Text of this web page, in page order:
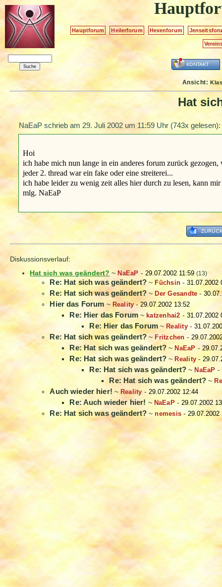
Hauptforum Heilerforum Hexenforum
Ansicht:
Hat
NaEaP schrieb am29. Juli 2002 um 11:59 Uhr (743x gelesen):
Hoi
ich habe mich nun lange in ein anderes forum zurück
jeder 2. thread war ein fake oder eine streiterei...
ich habe leider zu wenig zeit alles hier durch zu lesen, kann
mlg. NaEaP
Diskussionsverlauf:
Hat sich was geändert? ~ NaEaP - 29.07.2002 11:59 (13)
Re: Hat sich was geändert? ~ Füchsin -31.07.2002
Re: Hat sich was geändert? ~ Der Gesandte-
Hier das Forum ~ Reality-29.07.2002 13:52
Re: Hier das Forum ~ katzenhai2 - 31.07.2002
Re: Hier das Forum ~Reality-
Re: Hat sich was geändert? ~ Fritzchen -
Re: Hat sich was geändert? ~ NaEaP -
Re: Hat sich was geändert? ~ Reality -
Re: Hat sich was geändert? ~ NaEaP -
Re: Hat sich was geändert? ~
Auch wieder hier! ~Reality - 29.07.2002 12:44
Re: Auch wieder hier! ~ NaEaP- 29.07.2002
Re: Hat sich was geändert? ~nemesis -29.07.2002